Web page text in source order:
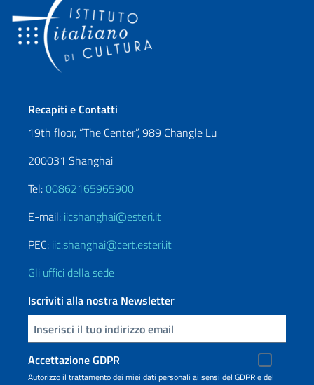
Sezione footer
Recapiti e Contatti
19th floor, “The Center”, 989 Changle Lu
200031 Shanghai
Tel:00862165965900
E-mail: iicshanghai@esteri.it
PEC: iic.shanghai@cert.esteri.it
Gli uffici della sede
Iscriviti alla nostra Newsletter
Inserisci la tua email
Accettazione GDPR
Autorizzo il trattamento dei miei dati personali ai sensi del GDPR e del